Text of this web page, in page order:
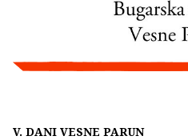
V. DANI VESNE PARUN